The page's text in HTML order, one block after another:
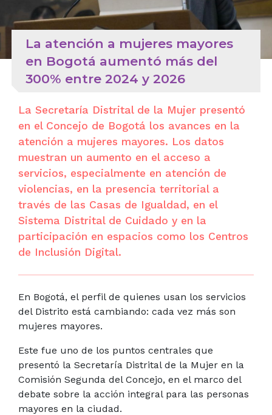
La atención a mujeres mayores
en Bogotá aumentó más del
300% entre 2024 y 2026
La Secretaría Distrital de la Mujer presentó
en el Concejo de Bogotá los avances en la
atención a mujeres mayores. Los datos
muestran un aumento en el acceso a
servicios, especialmente en atención de
violencias, en la presencia territorial a
través de las Casas de Igualdad, en el
Sistema Distrital de Cuidado y en la
participación en espacios como los Centros
de Inclusión Digital.
En Bogotá, el perfil de quienes usan los servicios
del Distrito está cambiando: cada vez más son
mujeres mayores.
Este fue uno de los puntos centrales que
presentó la Secretaría Distrital de la Mujer en la
Comisión Segunda del Concejo, en el marco del
debate sobre la acción integral para las personas
mayores en la ciudad.